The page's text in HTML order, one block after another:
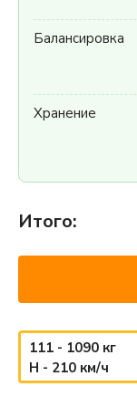
Балансировка
Хранение
Итого:
111 - 1090 кг
H - 210 км/ч